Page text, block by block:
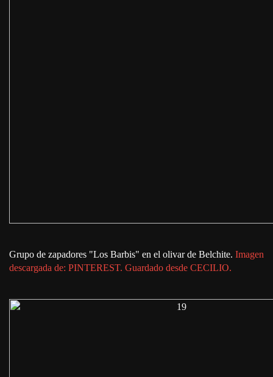
Grupo de zapadores "Los Barbis" en el olivar de Belchite. Imagen
descargada de: PINTEREST. Guardado desde CECILIO.